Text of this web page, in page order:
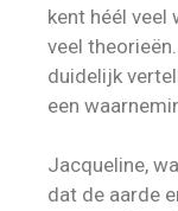
kent héél veel
veel
duidelijk
een
Jacqueline,
dat de aarde